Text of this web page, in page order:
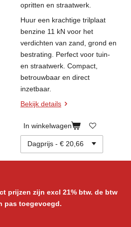
opritten en straatwerk.
Huur een krachtige trilplaat
benzine 11 kN voor het
verdichten van zand, grond en
bestrating. Perfect voor tuin-
en straatwerk. Compact,
betrouwbaar en direct
inzetbaar.
Bekijk details
In winkelwagen
prijzen zijn excl 21% btw. de btw
pas toegevoegd.